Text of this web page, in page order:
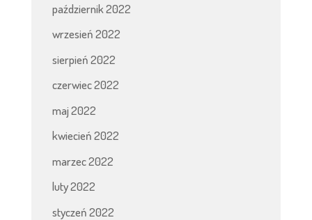
październik 2022
wrzesień 2022
sierpień 2022
czerwiec 2022
maj 2022
kwiecień 2022
marzec 2022
luty 2022
styczeń 2022